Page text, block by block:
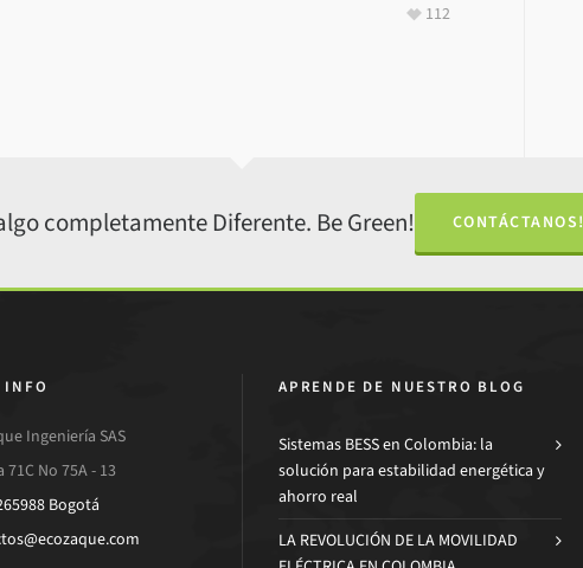
112
completamente Diferente. Be Green! CONTÁCTANOS!
INFO
Ingeniería SAS
71C No 75A - 13
Bogotá
APRENDE DE NUESTRO BLOG
Sistemas BESS en Colombia: la
solución para estabilidad energética y
ahorro real
LA REVOLUCIÓN DE LA MOVILIDAD